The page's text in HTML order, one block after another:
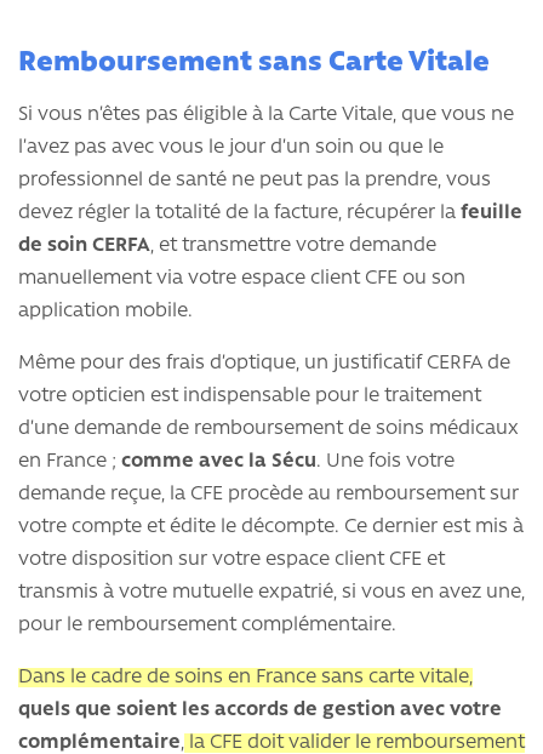
Remboursement sans Carte Vitale
Si vous n’êtes pas éligible à la Carte Vitale, que vous ne
l’avez pas avec vous le jour d’un soin ou que le
professionnel de santé ne peut pas la prendre, vous
devez régler la totalité de la facture, récupérer la feuille
de soin CERFA, et transmettre votre demande
manuellement via votre espace client CFE ou son
application mobile.
Même pour des frais d’optique, un justificatif CERFA de
votre opticien est indispensable pour le traitement
d’une demande de remboursement de soins médicaux
en France ; comme avec la Sécu. Une fois votre
demande reçue, la CFE procède au remboursement sur
votre compte et édite le décompte. Ce dernier est mis à
votre disposition sur votre espace client CFE et
transmis à votre mutuelle expatrié, si vous en avez une,
pour le remboursement complémentaire.
Dans le cadre de soins en France sans carte vitale,
quels que soient les accords de gestion avec votre
complémentaire, la CFE doit valider le remboursement